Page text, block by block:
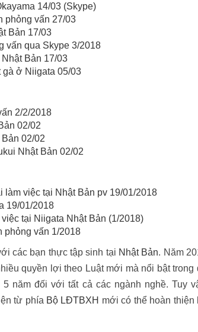
14/03 (Skype)
phỏng vấn 27/03
Bản 17/03
vấn qua Skype 3/2018
Bản 17/03
gà ở Niigata 05/03
2/2/2018
02/02
02/02
Nhật Bản 02/02
việc tại Nhật Bản pv 19/01/2018
19/01/2018
tại Niigata Nhật Bản (1/2018)
phỏng vấn 1/2018
các bạn thực tập sinh tại Nhật Bản. Năm
quyền lợi theo Luật mới mà nổi bật trong
năm đối với tất cả các ngành nghề. Tuy
từ phía Bộ LĐTBXH mới có thể hoàn thiện